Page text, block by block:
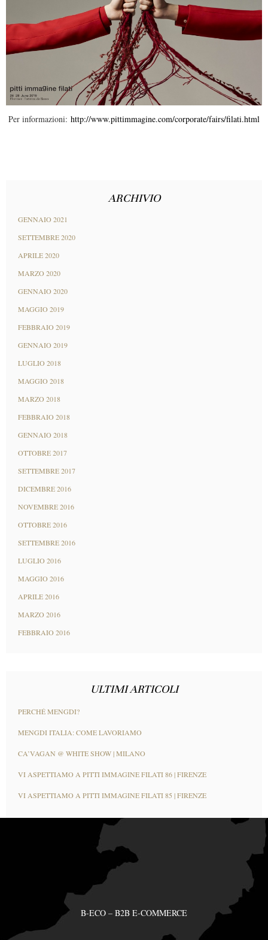
Per informazioni: http://www.pittimmagine.com/corporate/fairs/filati.html
ARCHIVIO
GENNAIO 2021
SETTEMBRE 2020
APRILE 2020
MARZO 2020
GENNAIO 2020
MAGGIO 2019
FEBBRAIO 2019
GENNAIO 2019
LUGLIO 2018
MAGGIO 2018
MARZO 2018
FEBBRAIO 2018
GENNAIO 2018
OTTOBRE 2017
SETTEMBRE 2017
DICEMBRE 2016
NOVEMBRE 2016
OTTOBRE 2016
SETTEMBRE 2016
LUGLIO 2016
MAGGIO 2016
APRILE 2016
MARZO 2016
FEBBRAIO 2016
ULTIMI ARTICOLI
PERCHÉ MENGDI?
MENGDI ITALIA: COME LAVORIAMO
CA’VAGAN @ WHITE SHOW | MILANO
VI ASPETTIAMO A PITTI IMMAGINE FILATI 86 | FIRENZE
VI ASPETTIAMO A PITTI IMMAGINE FILATI 85 | FIRENZE
B-ECO – B2B E-COMMERCE